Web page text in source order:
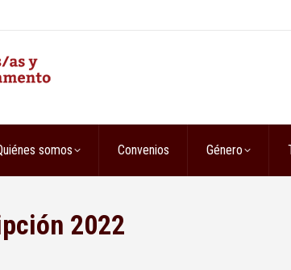
somos Convenios Género
2022